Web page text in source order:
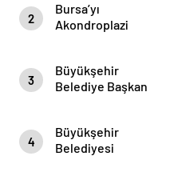
2
Bursa’yı
Akondroplazi
3
Büyükşehir
Belediye Başkan
Marşın
Bestecilerini
4
Büyükşehir
Belediyesi